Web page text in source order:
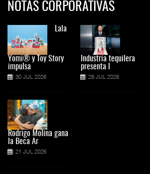
NOTAS CORPORATIVAS
Lala
Yomi® y Toy Story
impulsa
30 JUL 2026
Rodrigo Molina gana
la Beca Ar
21 JUL 2026
Industria tequilera
presenta l
28 JUL 2026